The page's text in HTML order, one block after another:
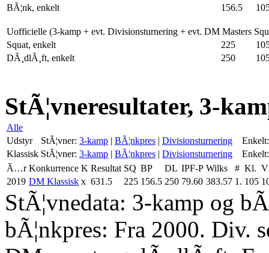
BÃ¦nk, enkelt
156.5
Uofficielle (3-kamp + evt. Divisionsturnering + evt. DM Masters
Squat, enkelt
225
DÃ¸dlÃ¸ft, enkelt
250
StÃ¦vneresultater, 3-
Alle
Udstyr
StÃ¦vner: 3-kamp | BÃ¦nkpres | Divisionsturnering
Enkelt:
Klassisk StÃ¦vner: 3-kamp | BÃ¦nkpres | Divisionsturnering
Enkelt:
Ã…r Konkurrence K Resultat SQ BP DL IPF-P Wilks # Kl.
2019 DM Klassisk x 631.5 225 156.5 250 79.60 383.57 1. 105
StÃ¦vnedata: 3-kamp og
bÃ¦nkpres: Fra 2000. Div.